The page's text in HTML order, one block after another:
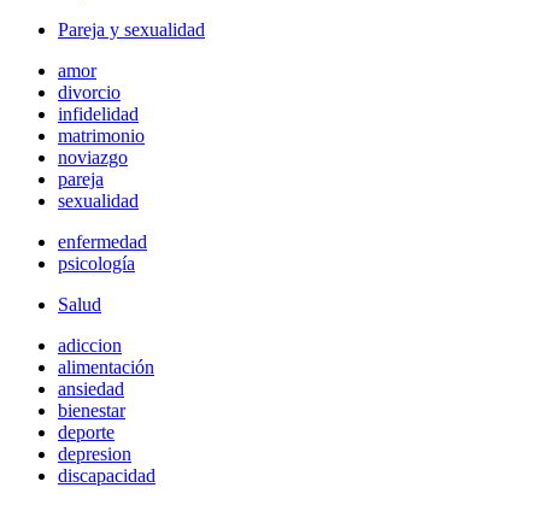
Pareja y sexualidad
amor
divorcio
infidelidad
matrimonio
noviazgo
pareja
sexualidad
enfermedad
psicología
Salud
adiccion
alimentación
ansiedad
bienestar
deporte
depresion
discapacidad